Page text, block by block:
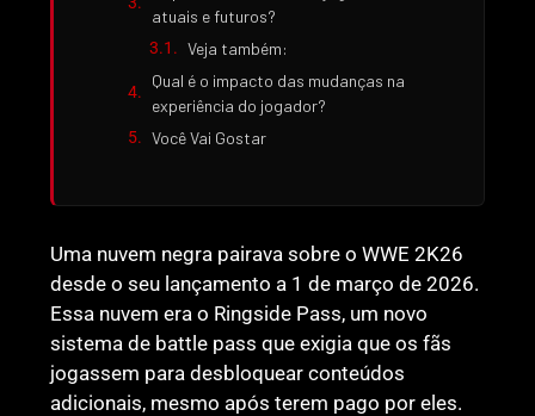
atuais e futuros?
Veja também:
Qual é o impacto das mudanças na
experiência do jogador?
Você Vai Gostar
Uma nuvem negra pairava sobre o WWE 2K26
desde o seu lançamento a 1 de março de 2026.
Essa nuvem era o Ringside Pass, um novo
sistema de battle pass que exigia que os fãs
jogassem para desbloquear conteúdos
adicionais, mesmo após terem pago por eles.